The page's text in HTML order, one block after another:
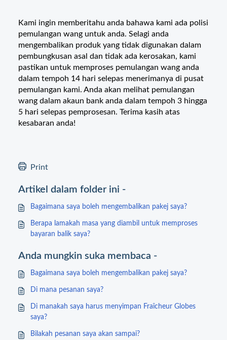
Kami ingin memberitahu anda bahawa kami ada polisi
pemulangan wang untuk anda. Selagi anda
mengembalikan produk yang tidak digunakan dalam
pembungkusan asal dan tidak ada kerosakan, kami
pastikan untuk memproses pemulangan wang anda
dalam tempoh 14 hari selepas menerimanya di pusat
pemulangan kami. Anda akan melihat pemulangan
wang dalam akaun bank anda dalam tempoh 3 hingga
5 hari selepas pemprosesan. Terima kasih atas
kesabaran anda!
Print
Artikel dalam folder ini -
Bagaimana saya boleh mengembalikan pakej saya?
Berapa lamakah masa yang diambil untuk memproses
bayaran balik saya?
Anda mungkin suka membaca -
Bagaimana saya boleh mengembalikan pakej saya?
Di mana pesanan saya?
Di manakah saya harus menyimpan Fraîcheur Globes
saya?
Bilakah pesanan saya akan sampai?